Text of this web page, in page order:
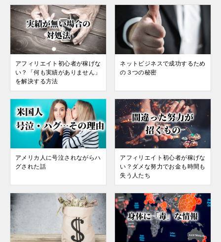
アフィリエイト初心者が稼げな
い？「何も実績がありません」
を解決する方法
ネットビジネスで成功するため
の３つの秘密
アメリカ人に号泣されながらハ
グされた話
アフィリエイト初心者が稼げな
い？ダメな努力でお金も時間も
失う人たち